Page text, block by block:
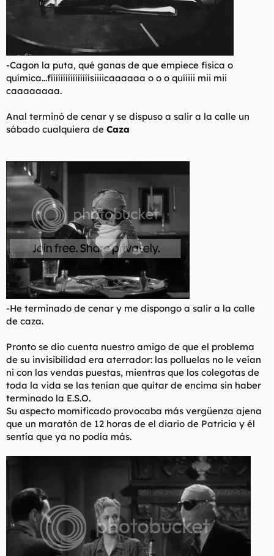
-Cagon la puta, qué ganas de que empiece física o
química...fíííííííííííííííísiiiicaaaaaa o o o quííiii mii mii
caaaaaaaa.
Anal terminó de cenar y se dispuso a salir a la calle un
sábado cualquiera de Caza
-He terminado de cenar y me dispongo a salir a la calle
de caza.
Pronto se dio cuenta nuestro amigo de que el problema
de su invisibilidad era aterrador: las polluelas no le veían
ni con las vendas puestas, mientras que los colegotas de
toda la vida se las tenían que quitar de encima sin haber
terminado la E.S.O.
Su aspecto momificado provocaba más vergüenza ajena
que un maratón de 12 horas de el diario de Patricia y él
sentía que ya no podía más.